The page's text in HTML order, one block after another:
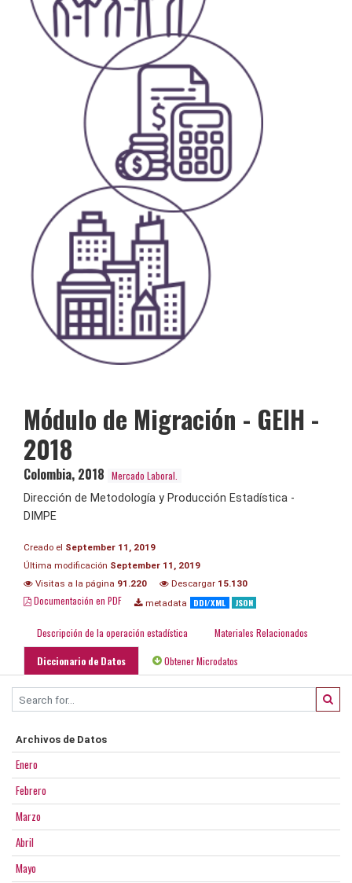
Módulo de Migración - GEIH -
2018
Colombia, 2018 Mercado Laboral.
Dirección de Metodología y Producción Estadística -
DIMPE
Creado el September 11, 2019
Última modificación September 11, 2019
Visitas a la página 91.220 Descargar 15.130
Documentación en PDF metadata DDI/XML JSON
Descripción de la operación estadística Materiales Relacionados
Diccionario de Datos Obtener Microdatos
Archivos de Datos
Enero
Febrero
Marzo
Abril
Mayo